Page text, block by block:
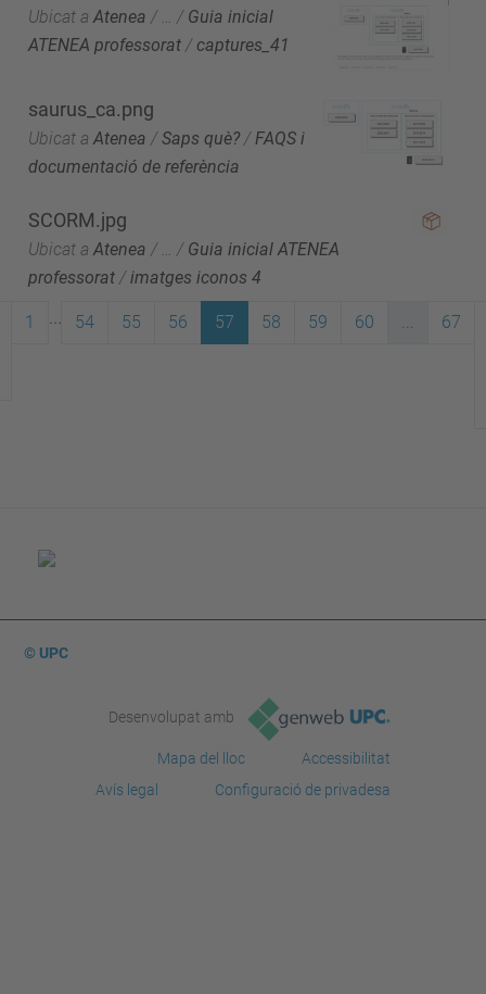
Ubicat a Atenea / … / Guia inicial
ATENEA professorat / captures_41
saurus_ca.png
Ubicat a Atenea /Saps què? /FAQS i
documentació de referència
SCORM.jpg
Ubicat a Atenea / … / Guia inicial ATENEA
professorat /imatges iconos 4
1 54 55 56 57 58 59 60 ... 67
© UPC
Desenvolupat amb
Mapa del lloc
Accessibilitat
Avís legal
Configuració de privadesa